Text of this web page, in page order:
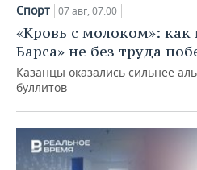
Спорт 07 авг, 07:00
«Кровь с молоком»:
Барса» не без труда
Казанцы оказались сильнее
буллитов